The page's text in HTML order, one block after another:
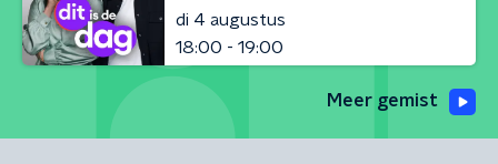
di 4 augustus
18:00 - 19:00
Meer gemist